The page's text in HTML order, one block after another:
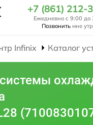
+7 (861) 212-
Ежедневно с 9:00 до
Позвонить мне
Infinix Каталог